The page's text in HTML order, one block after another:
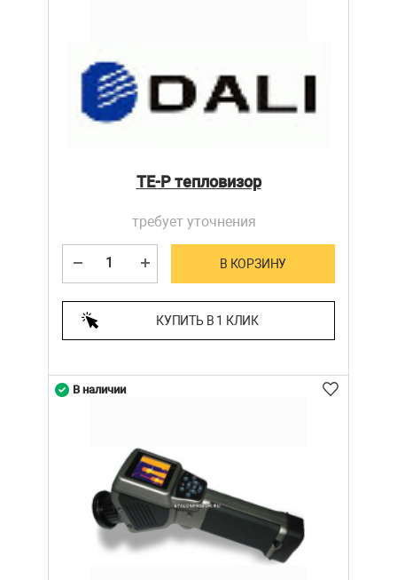
TE-P тепловизор
требует уточнения
В КОРЗИНУ
КУПИТЬ В 1 КЛИК
В наличии